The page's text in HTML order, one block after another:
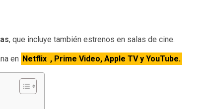
, que incluye también estrenos en salas de cine.
en Netflix , Prime Video, Apple TV y YouTube.